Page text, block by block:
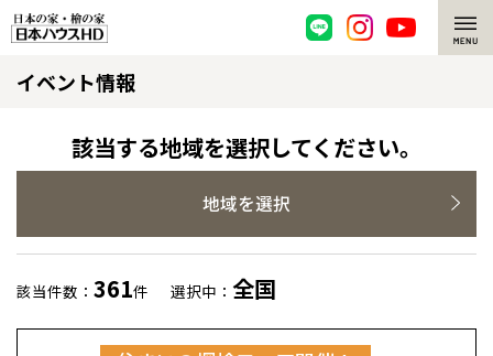
脱炭素・檜の家
環境にやさしい、脱炭素社会の住宅
耐震構造
高耐久住宅
選ばれる理由
檜の魅力 トップ
檜と日本人
注文住宅
イベント情報
該当する地域を選択してください。
地域を選択
該当件数： 361件 選択中： 全国